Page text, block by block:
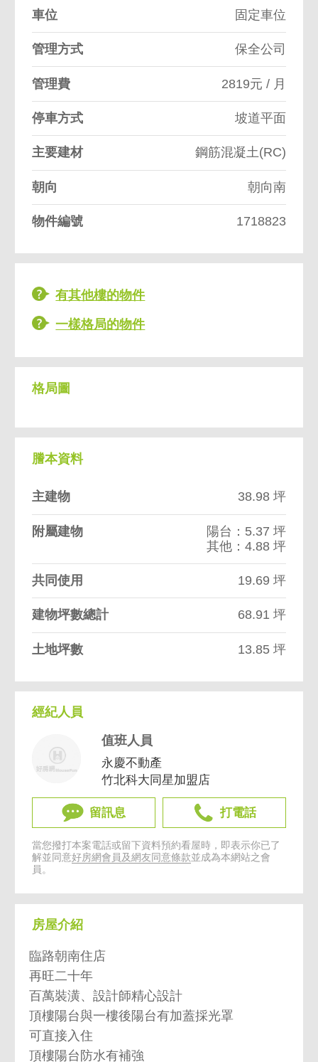
車位 固定車位
管理方式 保全公司
管理費 2819元 / 月
停車方式 坡道平面
主要建材 鋼筋混凝土(RC)
朝向 朝向南
物件編號 1718823
有其他樓的物件
一樣格局的物件
格局圖
謄本資料
主建物 38.98 坪
附屬建物
陽台：5.37 坪
其他：4.88 坪
共同使用 19.69 坪
建物坪數總計 68.91 坪
土地坪數 13.85 坪
經紀人員
值班人員
永慶不動產
竹北科大同星加盟店
留訊息 打電話
當您撥打本案電話或留下資料預約看屋時，即表示你已了
解並同意好房網會員及網友同意條款並成為本網站之會
員。
房屋介紹
臨路朝南住店
再旺二十年
百萬裝潢、設計師精心設計
頂樓陽台與一樓後陽台有加蓋採光罩
可直接入住
頂樓陽台防水有補強